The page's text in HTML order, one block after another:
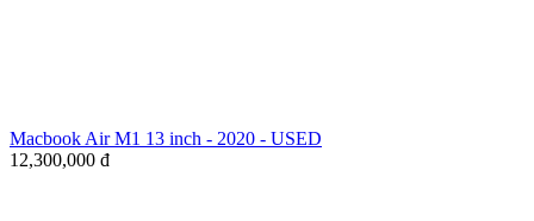
Macbook Air M1 13 inch - 2020 - USED
12,300,000 đ